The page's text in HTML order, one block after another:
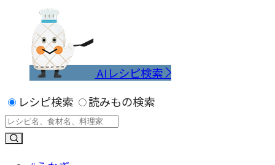
AIレシピ検索
レシピ検索
読みもの検索